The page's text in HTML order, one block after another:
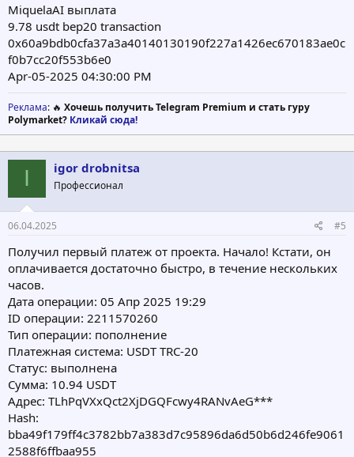
MiquelaAI выплата
9.78 usdt bep20 transaction
0x60a9bdb0cfa37a3a40140130190f227a1426ec670183ae0c
f0b7cc20f553b6e0
Apr-05-2025 04:30:00 PM
Реклама: 🔥 Хочешь получить Telegram Premium и стать гуру
Polymarket? Кликай сюда!
I igor drobnitsa
Профессионал
06.04.2025 #5
Получил первый платеж от проекта. Начало! Кстати, он
оплачивается достаточно быстро, в течение нескольких
часов.
Дата операции: 05 Апр 2025 19:29
ID операции: 2211570260
Тип операции: пополнение
Платежная система: USDT TRC-20
Статус: выполнена
Сумма: 10.94 USDT
Адрес: TLhPqVXxQct2XjDGQFcwy4RANvAeG***
Hash:
bba49f179ff4c3782bb7a383d7c95896da6d50b6d246fe9061
2588f6ffbaa955